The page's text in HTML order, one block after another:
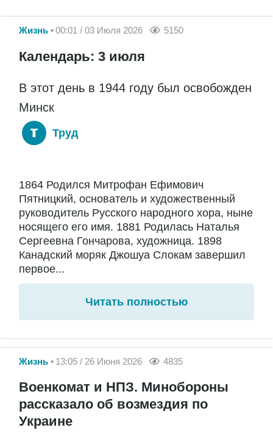
Жизнь 00:01 / 03 Июля 2026 5150
Календарь: 3 июля
В этот день в 1944 году был освобожден
Минск
Труд
1864 Родился Митрофан Ефимович
Пятницкий, основатель и художественный
руководитель Русского народного хора, ныне
носящего его имя. 1881 Родилась Наталья
Сергеевна Гончарова, художница. 1898
Канадский моряк Джошуа Слокам завершил
первое...
Читать полностью
Жизнь 13:05 / 26 Июня 2026 4835
Военкомат и НПЗ. Минобороны
рассказало об возмездия по
Украине